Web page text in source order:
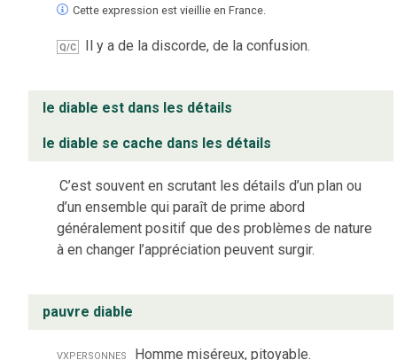
Cette expression est vieillie en France.
Q/C Il y a de la discorde, de la confusion.
le diable est dans les détails
le diable se cache dans les détails
C’est souvent en scrutant les détails d’un plan ou
d’un ensemble qui paraît de prime abord
généralement positif que des problèmes de nature
à en changer l’appréciation peuvent surgir.
pauvre diable
vxpersonnes Homme miséreux, pitoyable.